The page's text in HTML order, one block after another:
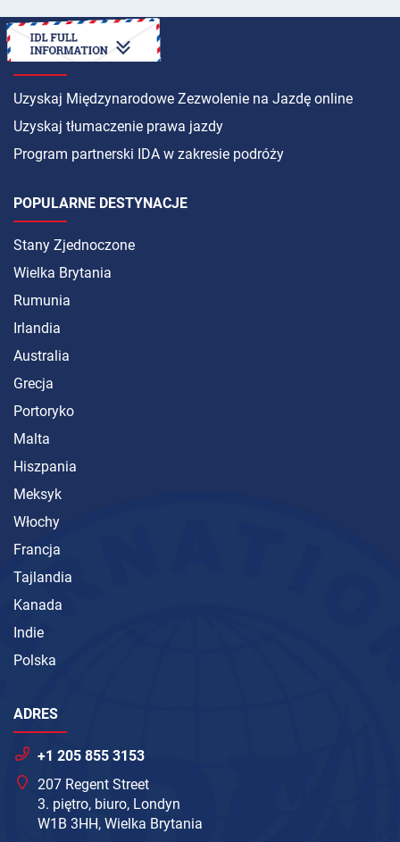
INSTRUKCJA
Uzyskaj Międzynarodowe Zezwolenie na Jazdę online
Uzyskaj tłumaczenie prawa jazdy
Program partnerski IDA w zakresie podróży
POPULARNE DESTYNACJE
Stany Zjednoczone
Wielka Brytania
Rumunia
Irlandia
Australia
Grecja
Portoryko
Malta
Hiszpania
Meksyk
Włochy
Francja
Tajlandia
Kanada
Indie
Polska
ADRES
+1 205 855 3153
207 Regent Street
3. piętro, biuro, Londyn
W1B 3HH, Wielka Brytania